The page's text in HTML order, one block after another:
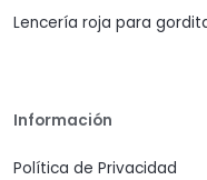
Lencería roja para
Información
Política de Privacidad